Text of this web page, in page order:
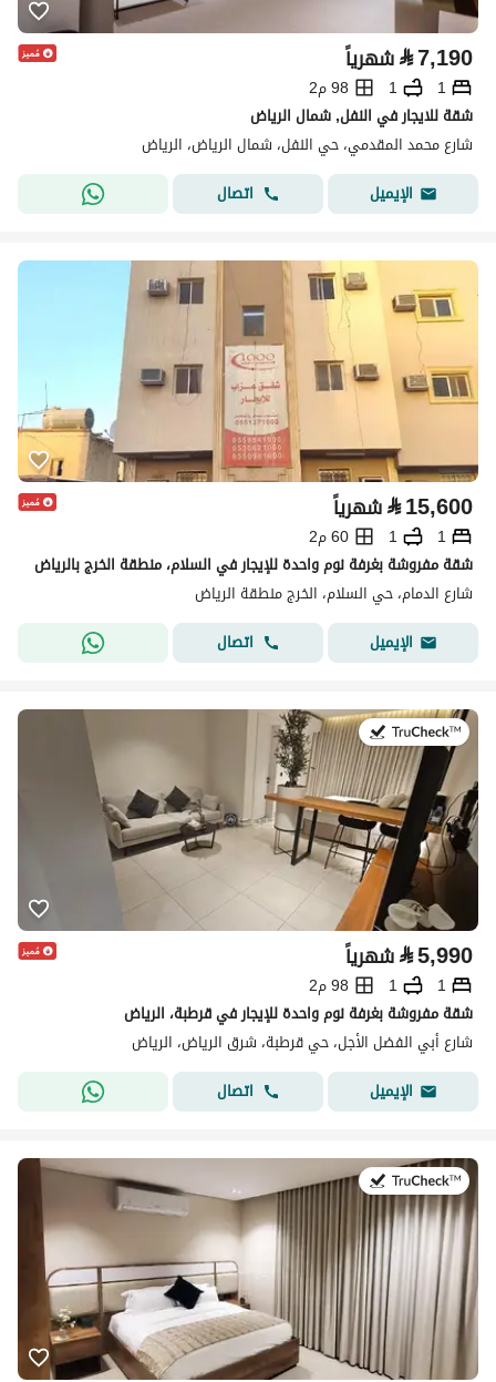
⃁7,190 شهرياً
1
1
98 م2
شقة للايجار في النفل, شمال الرياض
شارع محمد المقدمي، حي النفل، شمال الرياض، الرياض
الإيميل
اتصال
⃁15,600 شهرياً
1
1
60 م2
شقة مفروشة بغرفة نوم واحدة للإيجار في السلام، منطقة الخرج بالرياض
شارع الدمام، حي السلام، الخرج منطقة الرياض
الإيميل
اتصال
في:26 يوليو 2026
⃁5,990 شهرياً
1
1
98 م2
شقة مفروشة بغرفة نوم واحدة للإيجار في قرطبة، الرياض
شارع أبي الفضل الأجل، حي قرطبة، شرق الرياض، الرياض
الإيميل
اتصال
في:25 يوليو 2026